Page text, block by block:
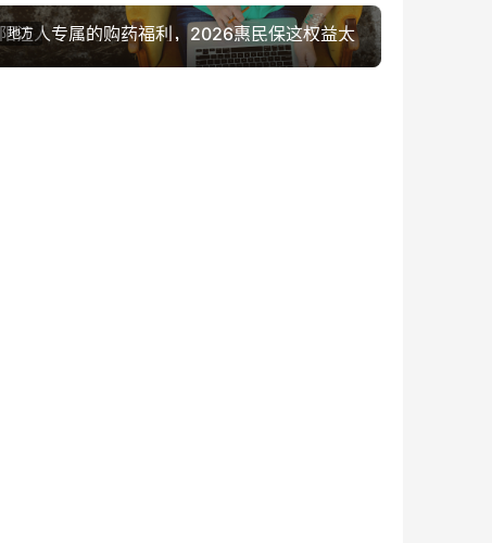
阳江人专属的购药福利，2026惠民保这权益太
好用了！
2025年12月5日
地方